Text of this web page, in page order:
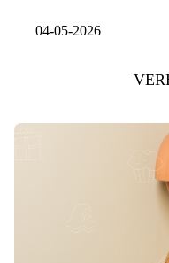
04-05-2026